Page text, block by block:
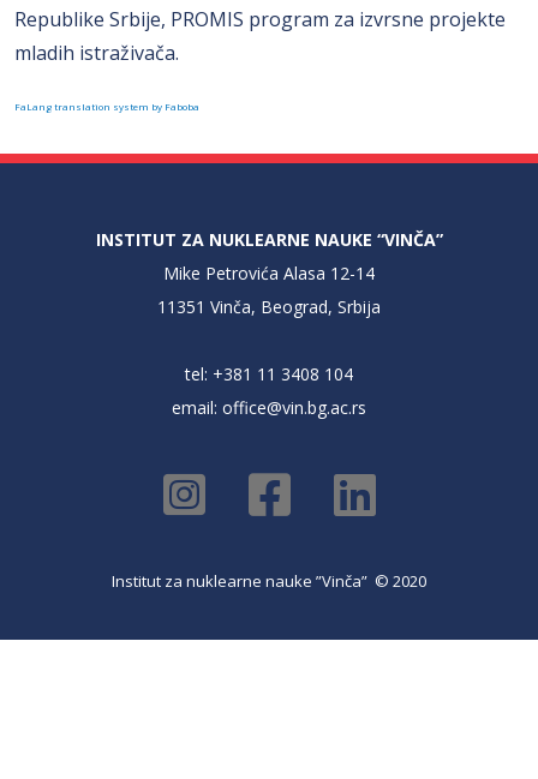
Republike Srbije, PROMIS program za izvrsne projekte
mladih istraživača.
FaLang translation system by Faboba
INSTITUT ZA NUKLEARNE NAUKE “VINČA”
Mike Petrovića Alasa 12-14
11351 Vinča, Beograd, Srbija
tel: +381 11 3408 104
email: office@vin.bg.ac.rs
Institut za nuklearne nauke ”Vinča” © 2020